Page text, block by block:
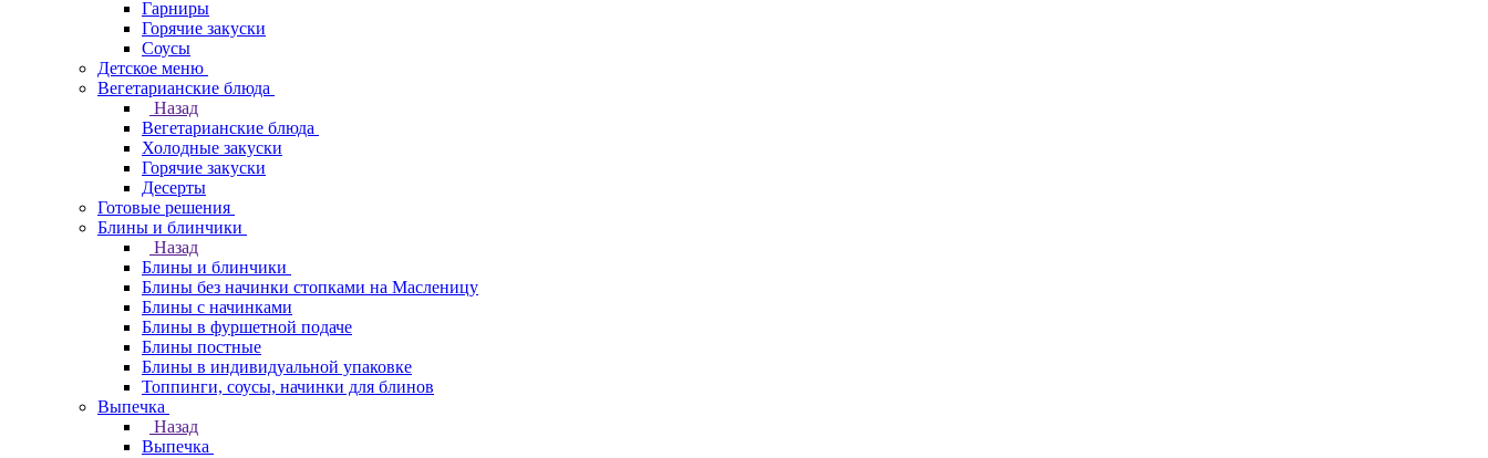
Гарниры
Горячие закуски
Соусы
Детское меню
Вегетарианские блюда
Назад
Вегетарианские блюда
Холодные закуски
Горячие закуски
Десерты
Готовые решения
Блины и блинчики
Назад
Блины и блинчики
Блины без начинки стопками на Масленицу
Блины с начинками
Блины в фуршетной подаче
Блины постные
Блины в индивидуальной упаковке
Топпинги, соусы, начинки для блинов
Выпечка
Назад
Выпечка